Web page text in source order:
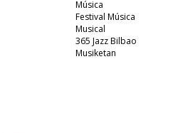
Música
Festival Música
Musical
365 Jazz Bilbao
Musiketan